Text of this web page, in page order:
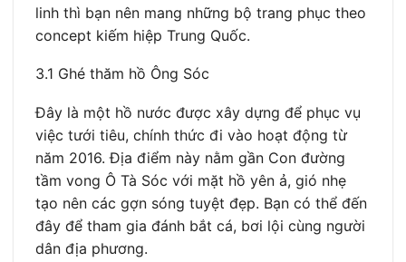
linh thì bạn nên mang những bộ trang phục theo
concept kiếm hiệp Trung Quốc.
3.1 Ghé thăm hồ Ông Sóc
Đây là một hồ nước được xây dựng để phục vụ
việc tưới tiêu, chính thức đi vào hoạt động từ
năm 2016. Địa điểm này nằm gần Con đường
tầm vong Ô Tà Sóc với mặt hồ yên ả, gió nhẹ
tạo nên các gợn sóng tuyệt đẹp. Bạn có thể đến
đây để tham gia đánh bắt cá, bơi lội cùng người
dân địa phương.